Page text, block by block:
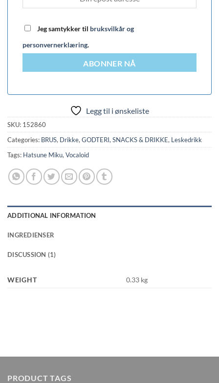
Jeg samtykker til bruksvilkår og
personvernerklæring.
ABONNER NÅ
Legg til i ønskeliste
SKU: 152860
Categories: BRUS, Drikke, GODTERI, SNACKS & DRIKKE, Leskedrikk
Tags: Hatsune Miku, Vocaloid
ADDITIONAL INFORMATION
INGREDIENSER
DISCUSSION (1)
WEIGHT 0.33 kg
PRODUCT TAGS